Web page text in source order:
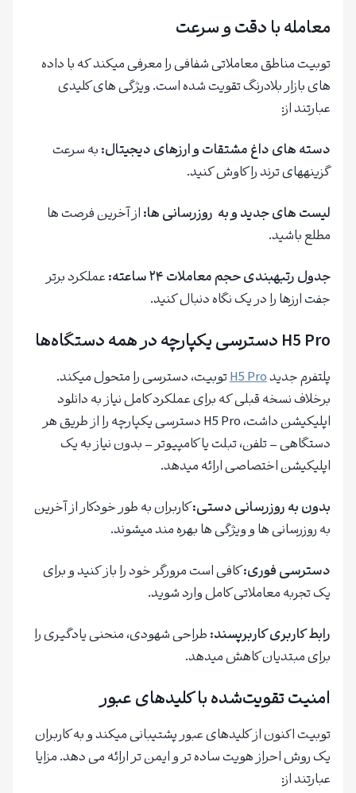
معامله با دقت و سرعت
توبیت مناطق معاملاتی شفافی را معرفی میکند که با داده
های بازار بلادرنگ تقویت شده است. ویژگی های کلیدی
عبارتند از:
دسته های داغ مشتقات و ارزهای دیجیتال:به سرعت
گزینههای ترند را کاوش کنید.
لیست های جدید و به روزرسانی ها:از آخرین فرصت ها
مطلع باشید.
جدول رتبهبندی حجم معاملات ۲۴ ساعته
:عملکرد برتر
جفت ارزها را در یک نگاه دنبال کنید.
H5 Pro دسترسی یکپارچه در همه دستگاه‌ها
پلتفرم جدیدH5 Proتوبیت، دسترسی را متحول میکند.
برخلاف نسخه قبلی که برای عملکرد کامل نیاز به دانلود
اپلیکیشن داشت، H5 Pro دسترسی یکپارچه را از طریق هر
دستگاهی – تلفن، تبلت یا کامپیوتر – بدون نیاز به یک
اپلیکیشن اختصاصی ارائه میدهد.
بدون به روزرسانی دستی:کاربران به طور خودکار از آخرین
به روزرسانی ها و ویژگی ها بهره مند میشوند.
دسترسی فوری:کافی است مرورگر خود را باز کنید و برای
یک تجربه معاملاتی کامل وارد شوید.
رابط کاربری کاربرپسند:طراحی شهودی، منحنی یادگیری را
برای مبتدیان کاهش میدهد.
امنیت تقویت‌شده با کلیدهای عبور
توبیت اکنون از کلیدهای عبور پشتیبانی میکند و به کاربران
یک روش احراز هویت ساده تر و ایمن تر ارائه می دهد. مزایا
عبارتند از: